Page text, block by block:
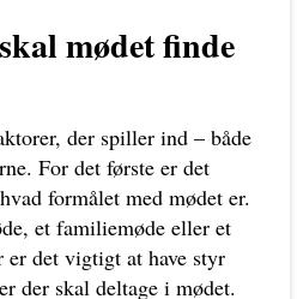
mødet finde
der spiller ind – både
For det første er det
formålet med mødet er.
et familiemøde eller et
er det vigtigt at have styr
der skal deltage i mødet.